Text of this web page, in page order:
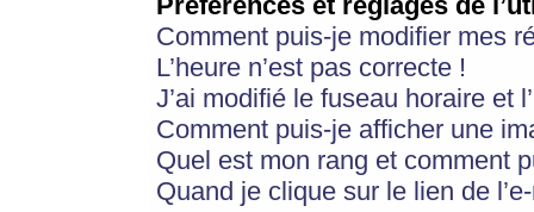
Comment puis-je modifier mes
L’heure n’est pas correcte !
J’ai modifié le fuseau horaire et
Comment puis-je afficher une
Quel est mon rang et comment
Quand je clique sur le lien de